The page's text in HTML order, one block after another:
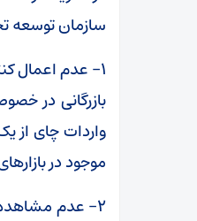
سازمان توسعه
۱- عدم اعمال
بازرگانی در
واردات چای از
موجود در
۲- عدم مشاهده